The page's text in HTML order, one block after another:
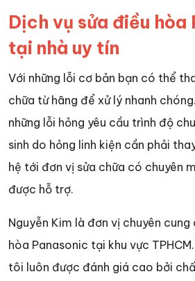
Dịch vụ sửa điều hòa
tại nhà uy tín
Với những lỗi cơ bản bạn có thể
chữa từ hãng để xử lý nhanh
những lỗi hỏng yêu cầu trình độ
sinh do hỏng linh kiện cần phải
hệ tới đơn vị sửa chữa có chuyên
được hỗ trợ.
Nguyễn Kim là đơn vị chuyên
hòa Panasonic tại khu vực
tôi luôn được đánh giá cao bởi